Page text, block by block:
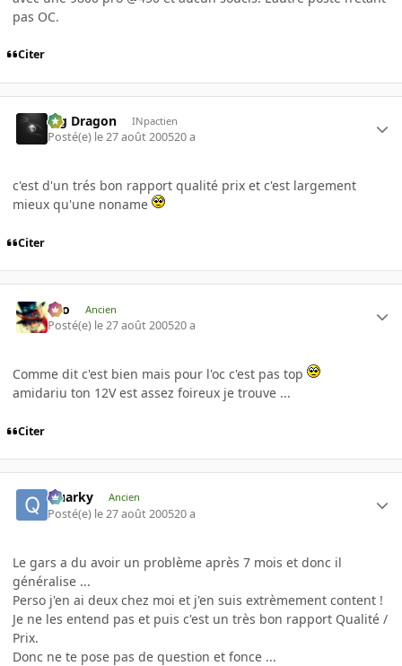
pas OC.
Citer
Big Dragon INpactien
Posté(e) le 27 août 200520 a
c'est d'un trés bon rapport qualité prix et c'est largement
mieux qu'une noname
Citer
eYo Ancien
Posté(e) le 27 août 200520 a
Comme dit c'est bien mais pour l'oc c'est pas top
amidariu ton 12V est assez foireux je trouve ...
Citer
Quarky Ancien
Posté(e) le 27 août 200520 a
Le gars a du avoir un problème après 7 mois et donc il
généralise ...
Perso j'en ai deux chez moi et j'en suis extrèmement content !
Je ne les entend pas et puis c'est un très bon rapport Qualité /
Prix.
Donc ne te pose pas de question et fonce ...